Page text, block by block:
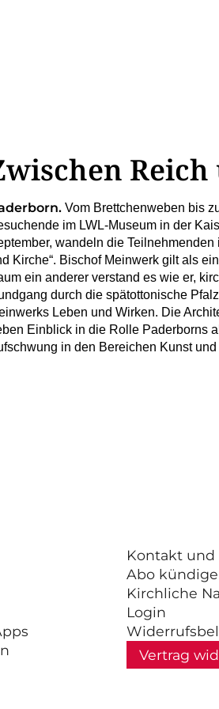
Vom Brettchenweben bis
im LWL-Museum in der
wandeln die
Kirche“. Bischof Meinwerk gilt als
ein anderer verstand es wie er,
durch die spätottonische
Leben und Wirken. Die
Einblick in die Rolle Paderborns
in den Bereichen Kunst
Kontakt und
Abo
Kirchliche
Login
Vertrag